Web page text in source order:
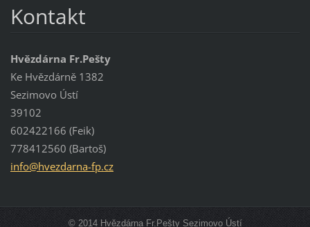
Kontakt
Hvězdárna Fr.Pešty
Ke Hvězdárně 1382
Sezimovo Ústí
39102
602422166 (Feik)
778412560 (Bartoš)
info@hvezdarna-fp.cz
© 2014 Hvězdárna Fr.Pešty Sezimovo Ústí